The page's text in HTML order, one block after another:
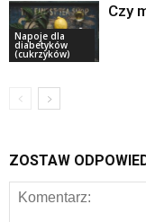
Napoje dla
diabetyków
(cukrzyków)
Czy
ZOSTAW